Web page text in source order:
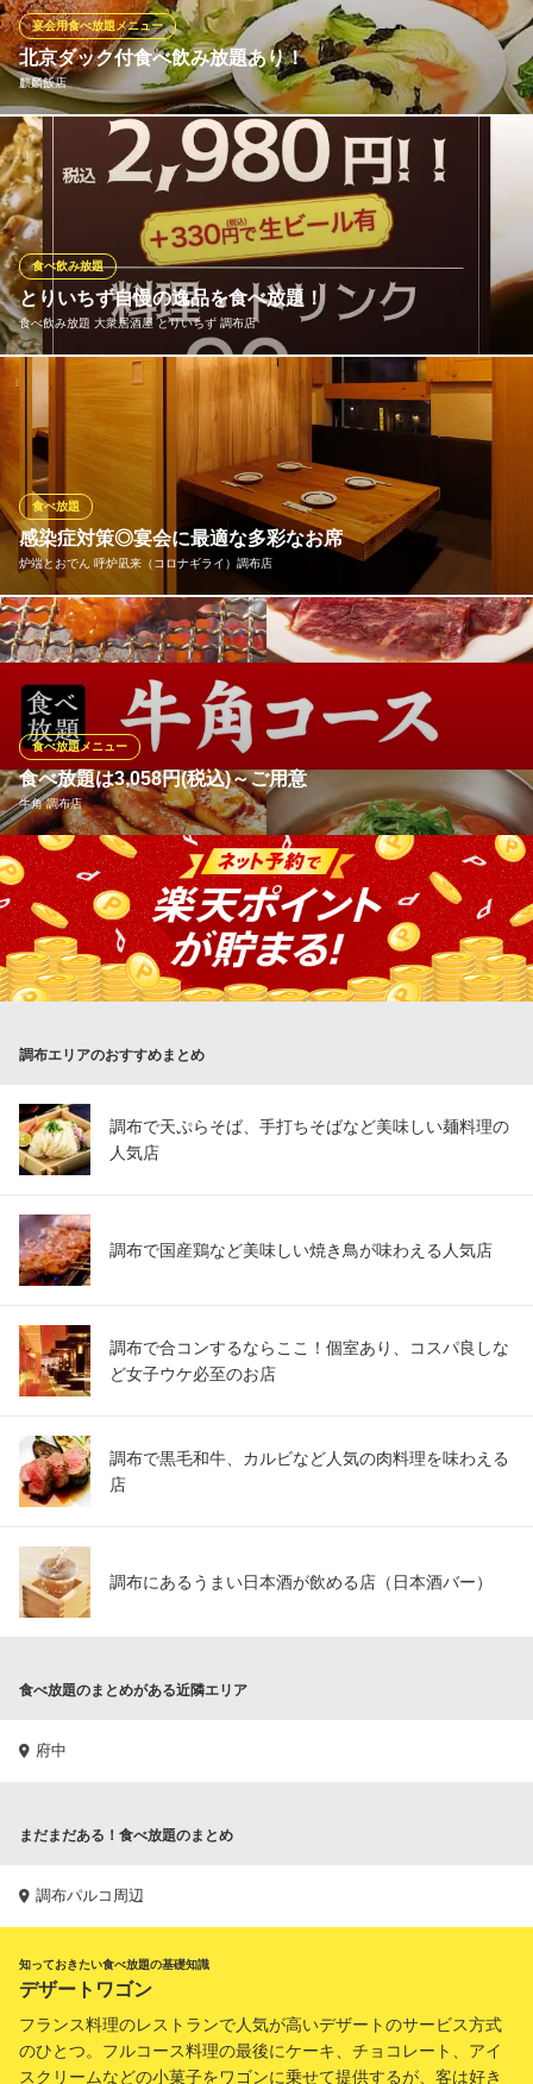
です！
ローカルインディア 調布パルコ店
インド料理ダイニング
京王線調布駅 徒歩2分
東京都調布市小島町1-38-1 調布パルコ
北京ダック付食べ飲み放題あり！
麒麟飯店
宴会用食べ放題メニュー
なんと!!2時間食べ飲み放題で3,300円♪ さらに!!北京ダック付き食
べ飲み放題4,000円♪
中華オーダーバイキング
京王線調布駅 徒歩6分
東京都調布市小島町3-92-11 大成ビル4F
とりいちず自慢の逸品を食べ放題！
食べ飲み放題 大衆居酒屋 とりいちず 調布店
食べ飲み放題
とりいちずでは食べ飲み放題コースを4種ご用意！お好みのメイン
やご予算に合わせてお選びいただけます！秘伝のでか唐揚げや秘
伝かわ串も食べ放題で大満足いただけること間違いなし！各コー
スプラス330円(税込)で生ビール付に変更可◎まさに「鶏づくし」
な食べ飲み放題コースをお楽しみください♪
食べ飲み放題 大衆居酒屋 とりいちず 調布店
宴会最大50名までOK
京王線調布駅 徒歩1分
東京都調布市布田1-44-4
感染症対策◎宴会に最適な多彩なお席
炉端とおでん 呼炉凪来（コロナギライ）調布店
食べ放題
コロナに負けない！！『炉端とおでん 呼炉凪来』はお客様が安心
して飲食を楽しめるよう感染症対策を実施しております。 新店舗
だからきれいな店内♪豊富なお席のタイプをご用意しておりますの
でお席のご相談もお気軽に◎
炉端とおでん 呼炉凪来（コロナギライ）調布店
炉端焼きおでん居酒屋
京王線調布駅 徒歩1分
東京都調布市布田1-41-2 原政ビル3F
食べ放題は3,058円(税込)～ご用意
牛角 調布店
食べ放題メニュー
【食べ放題】定番商品やオリジナル商品などシーンに合わせて選
べる食べ放題を3,058円（税抜）〜ご用意しております♪食べ放題
のみのお客様もOK♪飲み放題を付けるのもOK♪お手頃価格でのプ
ランを多数ご用意いたしました！学生さんやご家族でのお食事で
も大人気！もちろんお子様連れも大歓迎です♪(90分食べ放題LO70
分)
牛角 調布店
京王線調布駅北口 徒歩3分
東京都調布市布田1-35-3 ダイモンビル1F
調布エリアのおすすめまとめ
調布で天ぷらそば、手打ちそばなど美味しい麺料理の
人気店
調布で国産鶏など美味しい焼き鳥が味わえる人気店
調布で合コンするならここ！個室あり、コスパ良しな
ど女子ウケ必至のお店
調布で黒毛和牛、カルビなど人気の肉料理を味わえる
店
調布にあるうまい日本酒が飲める店（日本酒バー）
食べ放題のまとめがある近隣エリア
府中
まだまだある！食べ放題のまとめ
調布パルコ周辺
知っておきたい食べ放題の基礎知識
デザートワゴン
フランス料理のレストランで人気が高いデザートのサービス方式
のひとつ。フルコース料理の最後にケーキ、チョコレート、アイ
スクリームなどの小菓子をワゴンに乗せて提供するが、客は好き